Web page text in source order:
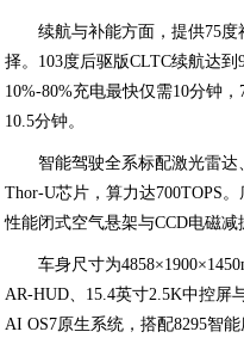
续航与补能方面，提供75
择。103度后驱版CLTC续航达到
10%-80%充电最快仅需10分钟
10.5分钟。
智能驾驶全系标配激光雷
Thor-U芯片，算力达700TOPS
性能闭式空气悬架与CCD电磁减
车身尺寸为
AR-HUD、15.4英寸2.5K中控屏
AI OS7原生系统，搭配8295智